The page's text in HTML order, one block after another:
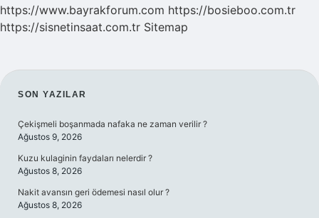
https://www.bayrakforum.com https://bosieboo.com.tr
https://sisnetinsaat.com.tr Sitemap
SIDEBAR
SON YAZILAR
Çekişmeli boşanmada nafaka ne zaman verilir ?
Ağustos 9, 2026
Kuzu kulaginin faydaları nelerdir ?
Ağustos 8, 2026
Nakit avansın geri ödemesi nasıl olur ?
Ağustos 8, 2026